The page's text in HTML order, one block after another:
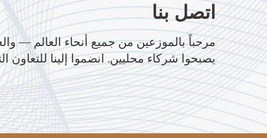
اتصل بنا
مرحباً بالموزعين من جميع أنحاء العالم —
يصبحوا شركاء محليين. انضموا إلينا للتعاون